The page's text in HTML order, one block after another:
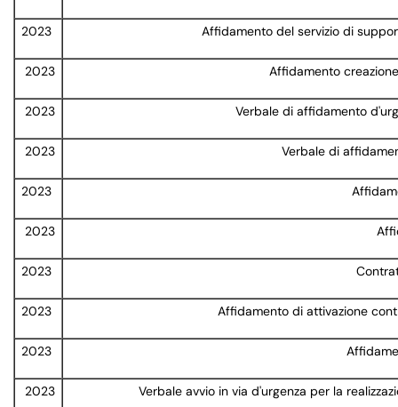
2023 Affidamento del servizio di
2023 Affidamento
2023 Verbale di affidamento
2023 Verbale di
2023
2023
2023
2023 Affidamento di attivazione
2023
2023 Verbale avvio in via d'urgenza per la